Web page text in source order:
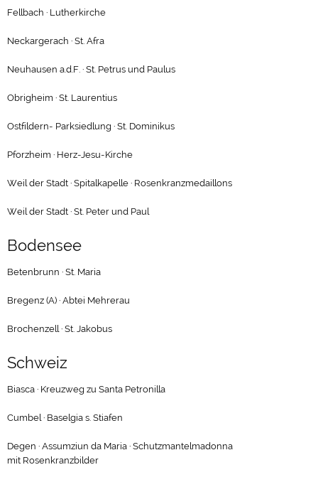
Fellbach · Lutherkirche
Neckargerach · St. Afra
Neuhausen a.d.F. · St. Petrus und Paulus
Obrigheim · St. Laurentius
Ostfildern- Parksiedlung · St. Dominikus
Pforzheim · Herz-Jesu-Kirche
Weil der Stadt · Spitalkapelle · Rosenkranzmedaillons
Weil der Stadt · St. Peter und Paul
Bodensee
Betenbrunn · St. Maria
Bregenz (A) · Abtei Mehrerau
Brochenzell · St. Jakobus
Schweiz
Biasca · Kreuzweg zu Santa Petronilla
Cumbel · Baselgia s. Stiafen
Degen · Assumziun da Maria · Schutzmantelmadonna
mit Rosenkranzbilder